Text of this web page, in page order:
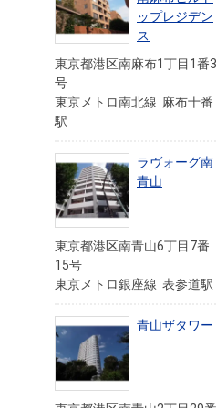
ップレジデン
ス
東京都港区南麻布1丁目1番3
号
東京メトロ南北線 麻布十番
駅
ラヴォーグ南
青山
東京都港区南青山6丁目7番
15号
東京メトロ銀座線 表参道駅
青山ザタワー